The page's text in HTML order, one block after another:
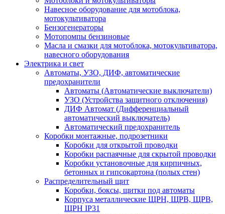
Навесное оборудование для мотоблока,
мотокультиватора
Бензогенераторы
Мотопомпы бензиновые
Масла и смазки для мотоблока, мотокультиватора,
навесного оборудования
Электрика и свет
Автоматы, УЗО, ДИФ, автоматические
предохранители
Автоматы (Автоматические выключатели)
УЗО (Устройства защитного отключения)
ДИФ Автомат (Дифференциальный
автоматический выключатель)
Автоматический предохранитель
Коробки монтажные, подрозетники
Коробки для открытой проводки
Коробки распаячные для скрытой проводки
Коробки установочные для кирпичных,
бетонных и гипсокартона (полых стен)
Распределительный щит
Коробки, боксы, щитки под автоматы
Корпуса металлические ЩРН, ЩРВ, ЩРВ,
ЩРН IP31